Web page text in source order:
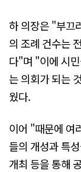
하 의장은 "부끄
의 조례 건수는
다"며 "이에 시
는 의회가 되는
웠다.
이어 "때문에 여
들의 개성과 특
개최 등을 통해